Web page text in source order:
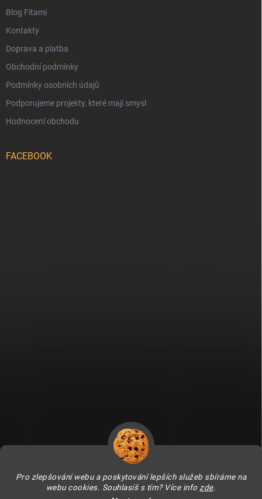
Pro zlepšování webu a poskytování lepších služeb sbíráme na
webu cookies. Souhlasíš s tím? Více info zde.
Blog Fitami
Kontakty
Doprava a platba
Obchodní podmínky
Podmínky osobních údajů
Podporujeme projekty, které mají smysl
Hodnocení obchodu
FACEBOOK
Fitami.sk Fitami.hu